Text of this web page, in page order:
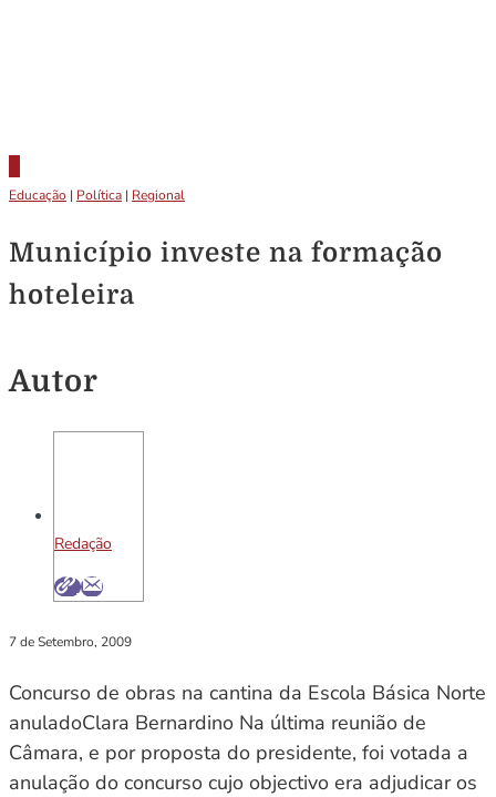
Educação | Política | Regional
Município investe na formação
hoteleira
Autor
Redação
7 de Setembro, 2009
Concurso de obras na cantina da Escola Básica Norte
anuladoClara Bernardino Na última reunião de
Câmara, e por proposta do presidente, foi votada a
anulação do concurso cujo objectivo era adjudicar os